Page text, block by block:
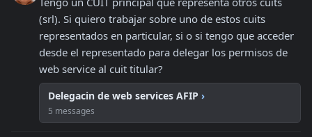
(srl). Si quiero trabajar sobre uno de estos cuits
representados en particular, si o si tengo que acceder
desde el representado para delegar los permisos de
web service al cuit titular?
Delegacin de web services AFIP ›
5 messages